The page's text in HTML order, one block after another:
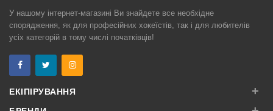
У нашому інтернет-магазині Ви знайдете все необхідне
спорядження, як для професійних хокеїстів, так і для любителів
усіх категорій в тому числі початківців!
ЕКІПІРУВАННЯ +